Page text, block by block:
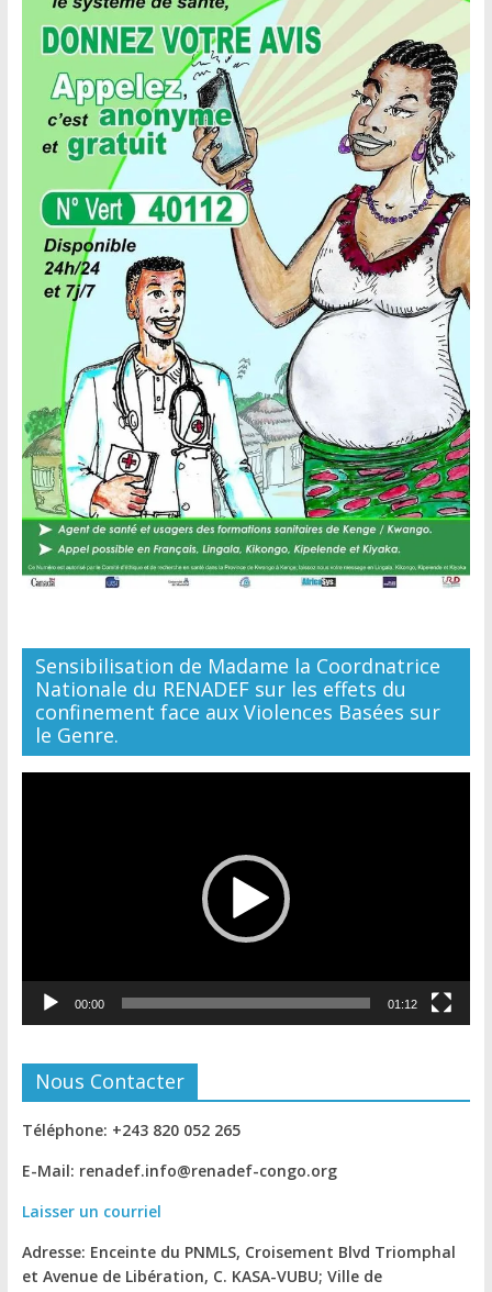
Sensibilisation de Madame la Coordnatrice
Nationale du RENADEF sur les effets du
confinement face aux Violences Basées sur
le Genre.
00:00 01:12
Nous Contacter
Téléphone: +243 820 052 265
E-Mail: renadef.info@renadef-congo.org
Laisser un courriel
Adresse: Enceinte du PNMLS, Croisement Blvd Triomphal
et Avenue de Libération, C. KASA-VUBU; Ville de